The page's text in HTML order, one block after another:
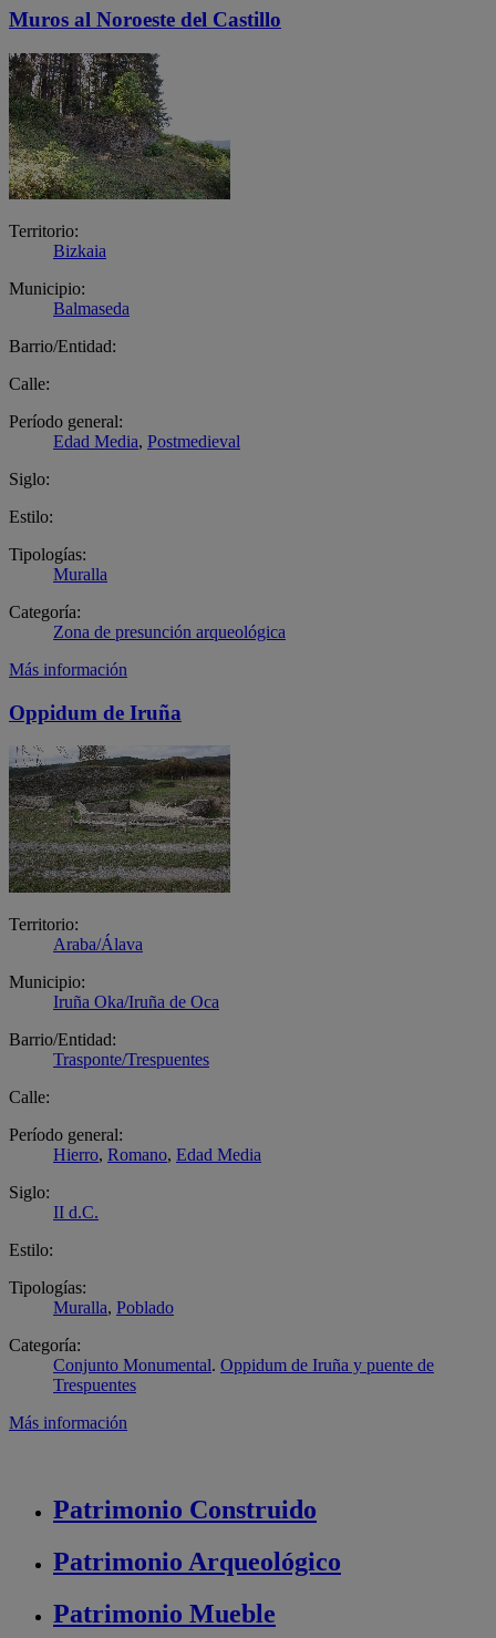
Muros al Noroeste del Castillo
Territorio:
Bizkaia
Municipio:
Balmaseda
Barrio/Entidad:
Calle:
Período general:
Edad Media, Postmedieval
Siglo:
Estilo:
Tipologías:
Muralla
Categoría:
Zona de presunción arqueológica
Más información
Oppidum de Iruña
Territorio:
Araba/Álava
Municipio:
Iruña Oka/Iruña de Oca
Barrio/Entidad:
Trasponte/Trespuentes
Calle:
Período general:
Hierro, Romano, Edad Media
Siglo:
II d.C.
Estilo:
Tipologías:
Muralla, Poblado
Categoría:
Conjunto Monumental. Oppidum de Iruña y puente de
Trespuentes
Más información
Patrimonio Construido
Patrimonio Arqueológico
Patrimonio Mueble